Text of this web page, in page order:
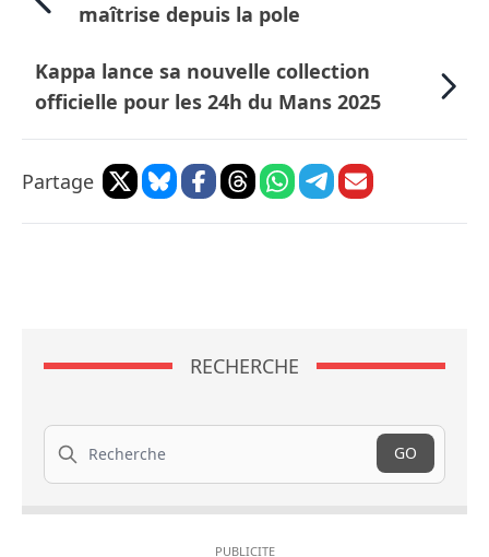
maîtrise depuis la pole
Kappa lance sa nouvelle collection
officielle pour les 24h du Mans 2025
Partage
RECHERCHE
Recherche
GO